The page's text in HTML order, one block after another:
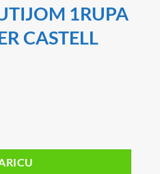
1RUPA
CASTELL